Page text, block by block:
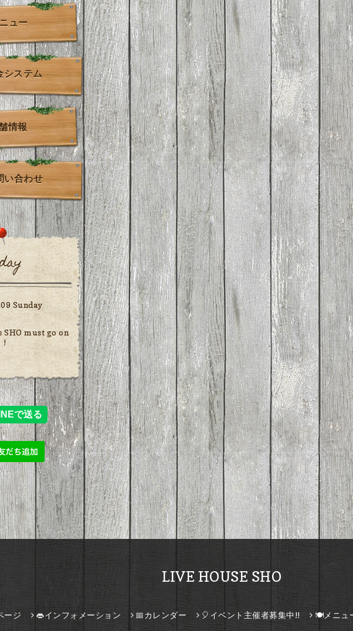
ュー
システム
情報
い合わせ
Sunday
SHO must go on
!
LIVE HOUSE SHO
ージ 👄インフォメーション 📅カレンダー 🎈イベント主催者募集中!! 🍽️メニュ